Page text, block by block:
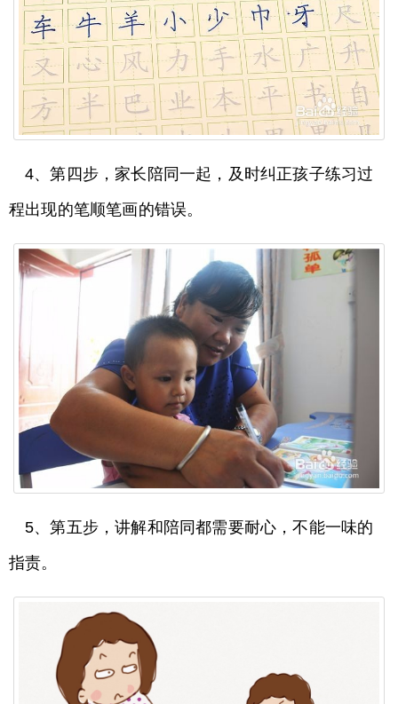
4、第四步，家长陪同一起，及时纠正孩子练习过
程出现的笔顺笔画的错误。
5、第五步，讲解和陪同都需要耐心，不能一味的
指责。